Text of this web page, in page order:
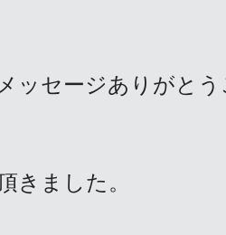
ッセージありがと
きました。